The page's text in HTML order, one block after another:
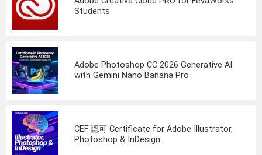
Students
Adobe Photoshop CC 2026 Generative AI
with Gemini Nano Banana Pro
CEF 認可 Certificate for Adobe Illustrator,
Photoshop & InDesign